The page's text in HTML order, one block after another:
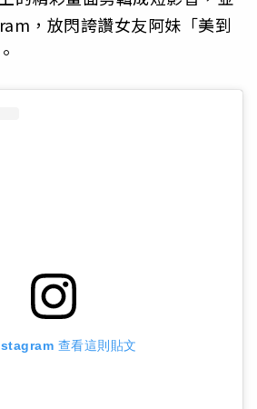
，放閃誇讚女友阿妹「美到
查看這則貼文